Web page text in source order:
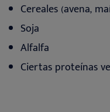
Cereales (avena,
Soja
Alfalfa
Ciertasproteínas